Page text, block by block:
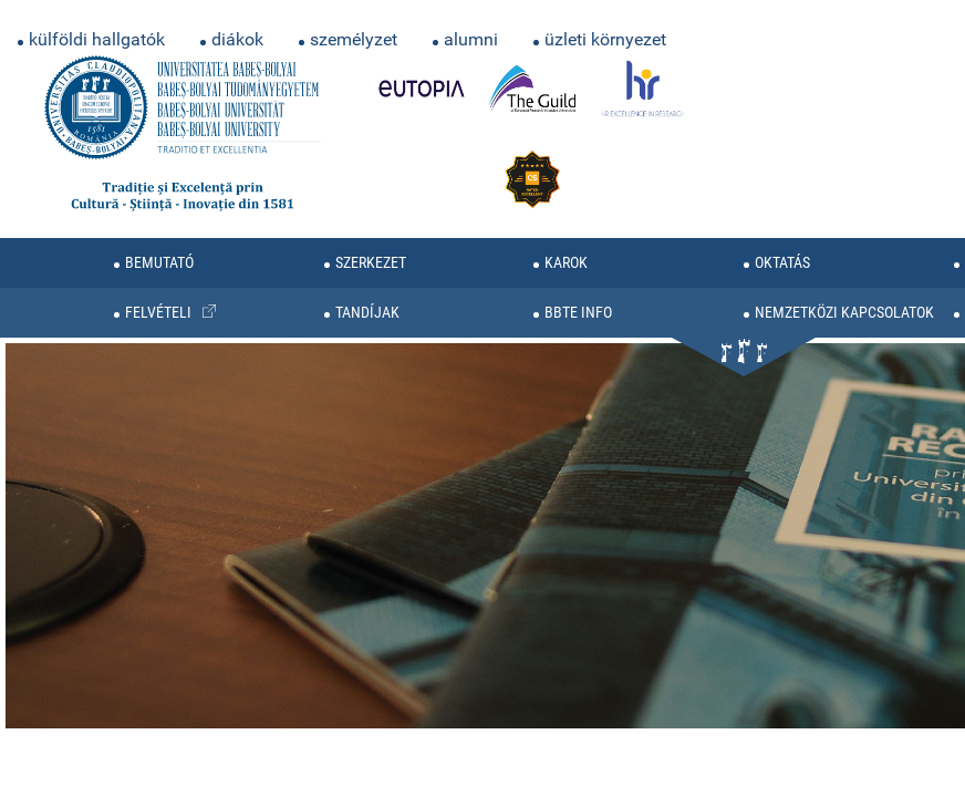
külföldi hallgatók diákok személyzet alumni üzleti környezet
BEMUTATÓ SZERKEZET KAROK OKTATÁS
FELVÉTELI TANDÍJAK BBTE INFO NEMZETKÖZI KAPCSOLATOK